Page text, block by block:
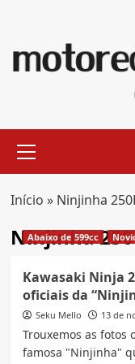
content
Menu
Início » Ninjinha
Ninjinha
Abaixo de 599cc
Kawasaki Ninja
oficiais da
Seku Mello 13 de
Trouxemos as fotos
famosa "Ninjinha"